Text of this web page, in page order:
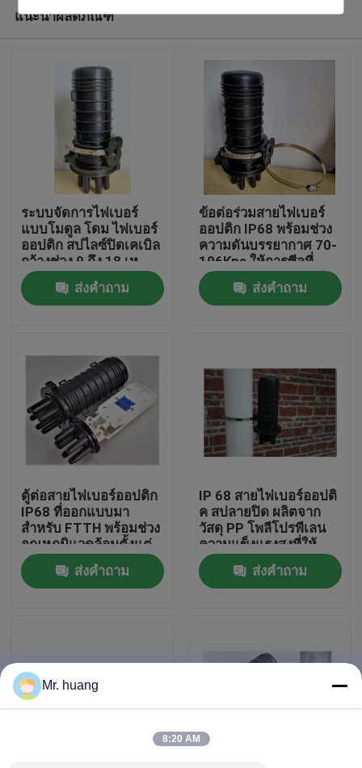
บ้าน
เกี่ยวกับเรา
ทัวร์โรงงาน
ควบคุมคุณภาพ
Fiber Optic Splice Closure
Fiber Splice Enclosure
แนะนำผลิตภัณฑ์
ระบบจัดการไฟเบอร์
แบบโมดูล โดม ไฟเบอร์
ออปติก สปไลซ์ปิดเคเบิล
กว้างช่วง 9 ถึง 18 เห
มาะสําหรับการเชื่อมต่อ
เครือข่าย ส่งคำถาม
ข้อต่อร่วมสายไฟเบอร์
ออปติก IP68 พร้อมช่วง
ความดันบรรยากาศ 70-
106Kpa ให้การซีลที่
ทนทานและการป้องกัน
ข้อต่อสายไฟเบอร์
ส่งคำถาม
ตู้ต่อสายไฟเบอร์ออปติก
IP68 ที่ออกแบบมา
สำหรับ FTTH พร้อมช่วง
อุณหภูมิแวดล้อมตั้งแต่
-30 ถึง +60 องศา
เซลเซียส ให้การปกป้อง
สายไฟเบอร์
ส่งคำถาม
IP 68 สายไฟเบอร์ออปติ
ค สปลายปิด ผลิตจาก
วัสดุ PP โพลีโปรพีเลน
ความแข็งแรงสูงที่ให้
ความแน่นและความแข็ง
แรงทางกลส่งคำถาม
Mr. huang
8:20 AM